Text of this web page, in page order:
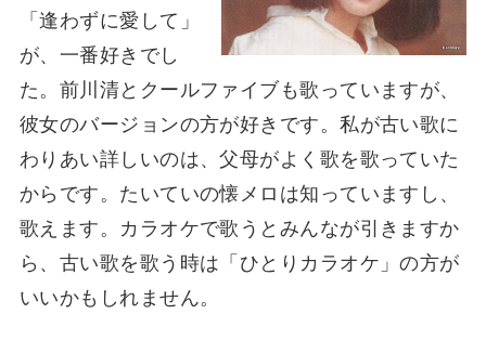
「逢わずに愛して」
が、一番好きでし
た。前川清とクールファイブも歌っていますが、
彼女のバージョンの方が好きです。私が古い歌に
わりあい詳しいのは、父母がよく歌を歌っていた
からです。たいていの懐メロは知っていますし、
歌えます。カラオケで歌うとみんなが引きますか
ら、古い歌を歌う時は「ひとりカラオケ」の方が
いいかもしれません。